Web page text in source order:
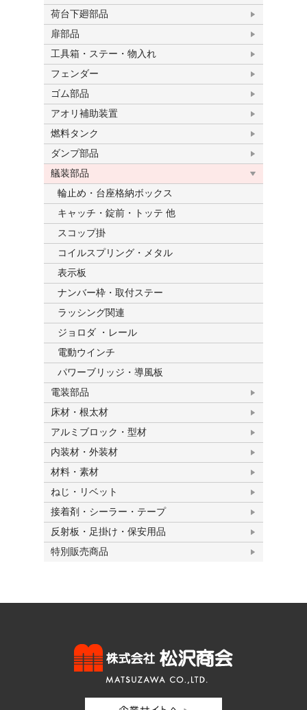
荷台下廻部品
扉部品
工具箱・ステー・物入れ
フェンダー
ゴム部品
アオリ補助装置
燃料タンク
ダンプ部品
艤装部品
輪止め・台座格納ボックス
キャッチ・錠前・トッテ 他
スコップ掛
コイルスプリング・メタル
表示板
ナンバー枠・取付ステー
ラッシング関連
ジョロダ ・レール
電動ウインチ
パワーブリッジ・導風板
電装部品
床材・根太材
アルミブロック・型材
内装材・外装材
材料・素材
ねじ・リベット
接着剤・シーラー・テープ
反射板・足掛け・保安用品
特別販売商品